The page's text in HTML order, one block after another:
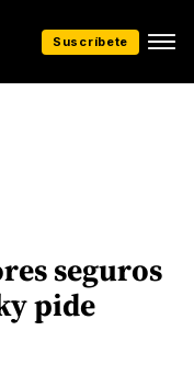
Suscríbete
seguros
pide